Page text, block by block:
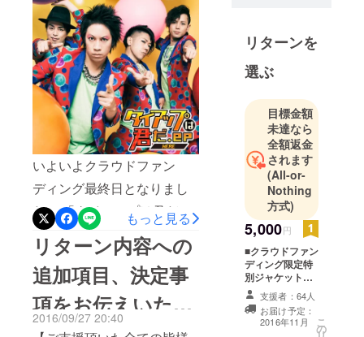
なるHERE無料ワンマンラ
イブへ向けて、さらに皆様
により良いエンターテイメ
ントをお送りすべく鋭意制
作を続けてまいります。 引
き続きどうぞHEREをよろ
しくお願い致します！ この
クラウドファンディングで
お世話になりました
「CAMPFIRE」のスタッフ
皆様、素晴らしいシステム
をご提供頂きありがとうご
ざいます。 引き続きリター
ンの送付等、皆様へのお返
しに誠心誠意努めてまいり
しました！
いよいよクラウドファン
ディング最終日となりまし
た！ 「タイアップは君だ」
クラウドファンディング限
定版ジャケットがとうとう
完成いたしました！ この
ジャケットのCDブックレッ
ト内にご支援頂いた全員の
もっと見る
リターン内容への
追加項目、決定事
項をお伝えいたし
2016/09/27 20:40
によって構
成される
ロックバン
ド。
2008年、活
動開始。
過剰なまで
のハイテン
ションなラ
イブが話
題。
強要にも近
いオーディ
エンスとの
コール＆レ
リターンを
選ぶ
目標金額
未達なら
全額返金
されます
(All-or-
Nothing
方式)
5,000円
■クラウドファン
ディング限定特
別ジャケット仕
様「タイアップ
は君だ」 ■CD
ブックレット内
にあなたのお名
支援者：64人
お届け予定：
2016年11月
こ
の